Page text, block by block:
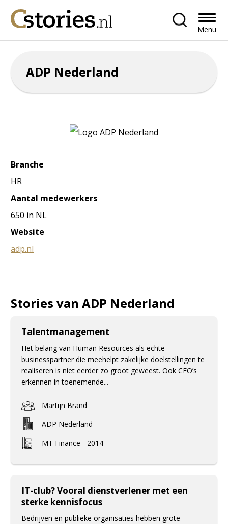
Menu
ADP Nederland
Branche
HR
Aantal medewerkers
650 in NL
Website
adp.nl
Stories van ADP Nederland
Talentmanagement
Het belang van Human Resources als echte
businesspartner die meehelpt zakelijke doelstellingen te
realiseren is niet eerder zo groot geweest. Ook CFO’s
erkennen in toenemende...
Martijn Brand
ADP Nederland
MT Finance - 2014
IT-club? Vooral dienstverlener met een
sterke kennisfocus
Bedrijven en publieke organisaties hebben grote